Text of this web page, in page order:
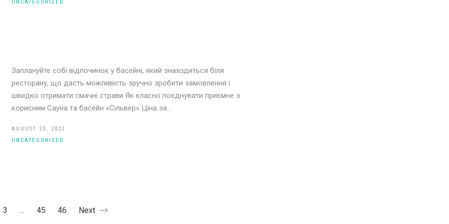
UNCATEGORIZED
Заплануйте собі відпочинок у басейні, який знаходиться біля
ресторану, що дасть можливість зручно зробити замовлення і
швидко отримати смачні страви Як класно поєднувати приємне з
корисним Сауна та басейн «Сільвер» Ціна за…
AUGUST 23, 2022
UNCATEGORIZED
3 … 45 46 Next